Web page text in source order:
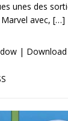
unes des
avec, […]
| Download